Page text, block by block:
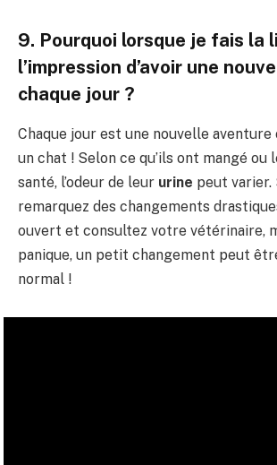
9. Pourquoi lorsque je fais la
l’impression d’avoir une
chaque jour ?
Chaque jour est une nouvelle
un chat ! Selon ce qu’ils ont mangé ou
santé, l’odeur de leur urine peut varier.
remarquez des changements
ouvert et consultez votre vétérinaire,
panique, un petit changement peut
normal !